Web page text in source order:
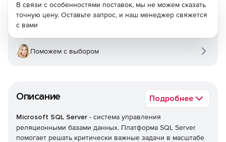
Описание Подробнее
Microsoft SQL Server - система управления
реляционными базами данных. Платформа SQL Server
помогает решать критически важные задачи в масштабе
В связи с особенностями поставок, мы не можем сказать
точную цену. Оставьте запрос, и наш менеджер свяжется
с вами
Поможем с выбором